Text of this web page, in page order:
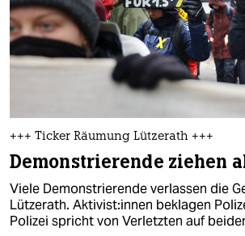
+++ Ticker Räumung Lützerath +++
Demonstrierende ziehen
Viele Demonstrierende verlassen die
Lützerath. Ak­ti­vis­t:in­nen beklagen
Polizei spricht von Verletzten auf